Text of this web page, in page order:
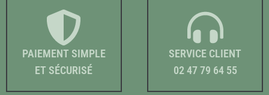
PAIEMENT SIMPLE
ET SÉCURISÉ
SERVICE CLIENT
02 47 79 64 55